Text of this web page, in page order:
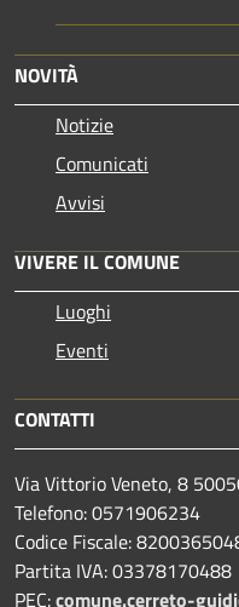
NOVITÀ
Notizie
Comunicati
Avvisi
VIVERE IL COMUNE
Luoghi
Eventi
CONTATTI
Via Vittorio Veneto, 8
Telefono: 0571906234
Codice Fiscale:
Partita IVA: 03378170488
PEC:comune.cerreto-